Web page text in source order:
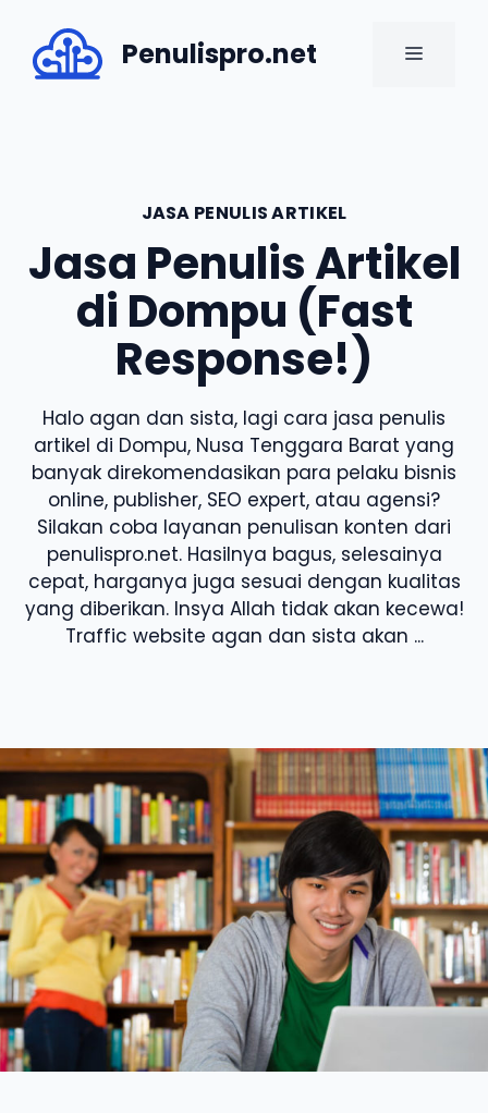
content
Penulispro.net MENU
JASA PENULIS ARTIKEL
Jasa Penulis Artikel
di Dompu (Fast
Response!)
Halo agan dan sista, lagi cara jasa penulis
artikel di Dompu, Nusa Tenggara Barat yang
banyak direkomendasikan para pelaku bisnis
online, publisher, SEO expert, atau agensi?
Silakan coba layanan penulisan konten dari
penulispro.net. Hasilnya bagus, selesainya
cepat, harganya juga sesuai dengan kualitas
yang diberikan. Insya Allah tidak akan kecewa!
Traffic website agan dan sista akan ...